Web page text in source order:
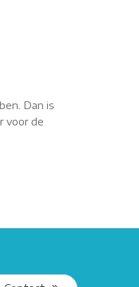
Dan is
voor de